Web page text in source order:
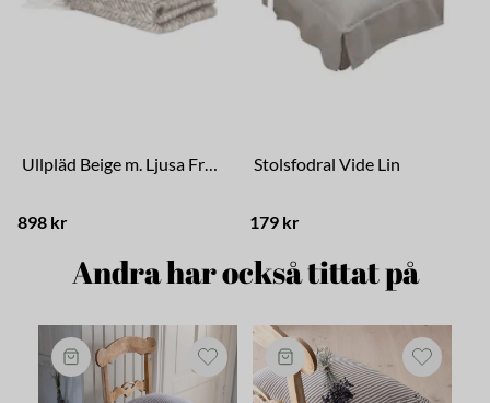
Ullpläd Beige m. Ljusa Fransar
898 kr
Stolsfodral Vide Lin
179 kr
Andra har också tittat på